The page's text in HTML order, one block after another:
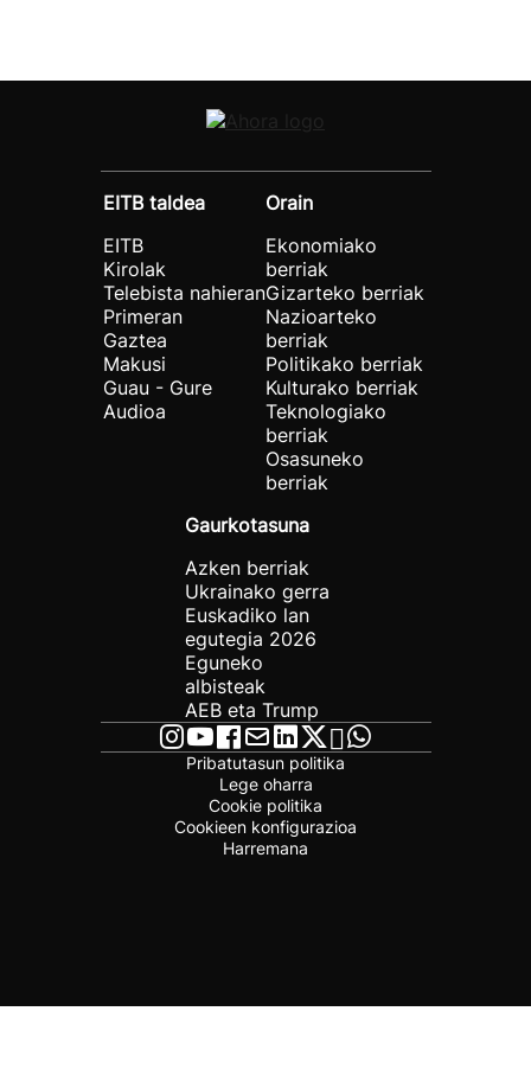
EITB taldea
EITB
Kirolak
Telebista nahieran
Primeran
Gaztea
Makusi
Guau - Gure
Audioa
Orain
Ekonomiako
berriak
Gizarteko berriak
Nazioarteko
berriak
Politikako berriak
Kulturako berriak
Teknologiako
berriak
Osasuneko
berriak
Gaurkotasuna
Azken berriak
Ukrainako gerra
Euskadiko lan
egutegia 2026
Eguneko
albisteak
AEB eta Trump
Pribatutasun politika
Lege oharra
Cookie politika
Cookieen konfigurazioa
Harremana